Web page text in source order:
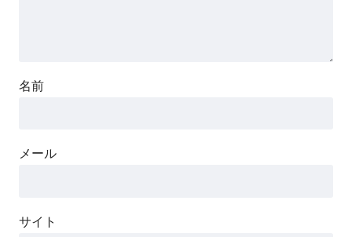
名前
メール
サイト